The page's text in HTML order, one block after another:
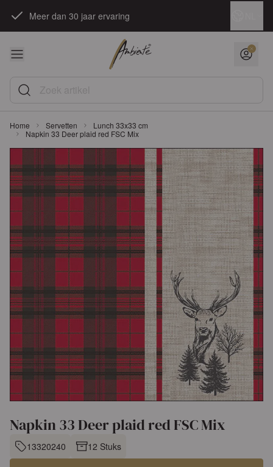
Meer dan 30 jaar ervaring
Zoek artikel
Home Servetten
Lunch 33x33 cm
Napkin 33 Deer plaid red FSC Mix
Napkin 33 Deer plaid red FSC Mix
13320240 12 Stuks